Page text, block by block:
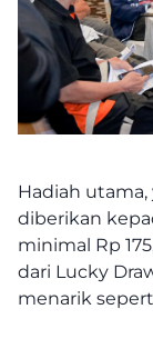
Hadiah utama,
diberikan
minimal Rp
dari Lucky
menarik